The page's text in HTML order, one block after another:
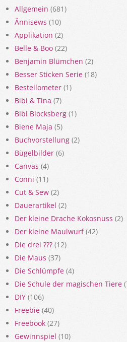
Allgemein (681)
Ännisews (10)
Applikation (2)
Belle & Boo (22)
Benjamin Blümchen (2)
Besser Sticken Serie (18)
Bestellometer (1)
Bibi & Tina (7)
Bibi Blocksberg (1)
Biene Maja (5)
Buchvorstellung (2)
Bügelbilder (6)
Canvas (4)
Conni (11)
Cut & Sew (2)
Dauerartikel (2)
Der kleine Drache Kokosnuss (2)
Der kleine Maulwurf(42)
Die drei ??? (12)
Die Maus (37)
Die Schlümpfe (4)
Die Schule der magischen Tiere
DIY (106)
Freebie (40)
Freebook (27)
Gewinnspiel (10)